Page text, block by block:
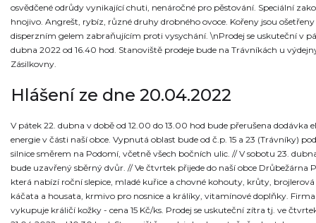
osvědčené odrůdy vynikající chuti, nenáročné pro pěstování. Speciální
hnojivo. Angrešt, rybíz, různé druhy drobného ovoce. Kořeny jsou ošetřeny
disperzním gelem zabraňujícím proti vysychání. \nProdej se uskuteční v
dubna 2022 od 16.40 hod. Stanoviště prodeje bude na Trávníkách u
Zásilkovny.
Hlášení ze dne 20.04.2022
V pátek 22. dubna v době od 12.00 do 13.00 hod bude přerušena dodávka
energie v části naší obce. Vypnutá oblast bude od č.p. 15 a 23 (Trávníky)
silnice směrem na Podomí, včetně všech bočních ulic. // V sobotu 23.
bude uzavřený sběrný dvůr. // Ve čtvrtek přijede do naší obce Drůbežárna
která nabízí roční slepice, mladé kuřice a chovné kohouty, krůty,
káčata a housata, krmivo pro nosnice a králíky, vitamínové doplňky.
vykupuje králičí kožky - cena 15 Kč/ks. Prodej se uskuteční zítra tj. ve